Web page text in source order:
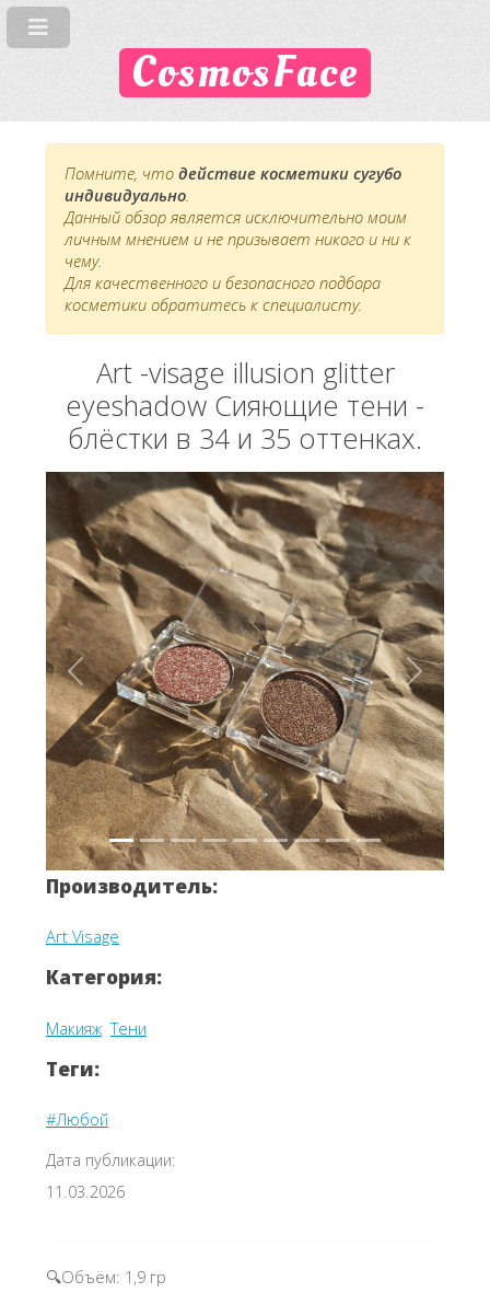
CosmosFace
Помните, что действие косметики сугубо
индивидуально.
Данный обзор является исключительно моим
личным мнением и не призывает никого и ни к
чему.
Для качественного и безопасного подбора
косметики обратитесь к специалисту.
Art -visage illusion glitter
eyeshadow Сияющие тени -
блёстки в 34 и 35 оттенках.
Вперёд Назад
Производитель:
Art Visage
Категория:
Макияж Тени
Теги:
#Любой
Дата публикации:
11.03.2026
🔍Объём: 1,9 гр